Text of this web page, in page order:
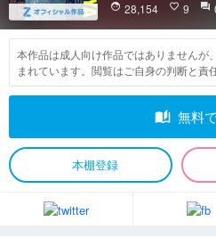
face 28,154 favorite_border 9 question_answer
本作品は成人向け作品ではありませんが
まれています。閲覧はご自身の判断と責
auto_stories 無料
本棚登録